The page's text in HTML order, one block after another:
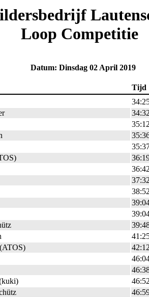
Loop Competitie
Datum: Dinsdag 02 April 2019
Tijd